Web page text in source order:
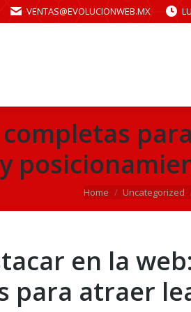
VENTAS@EVOLUCIONWEB.MX
You are here:
Home Uncategorized
en la
para atraer